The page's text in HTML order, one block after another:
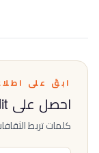
ابقَ على
احصل على The Cultural Edit في بريدك.
كلمات تربط